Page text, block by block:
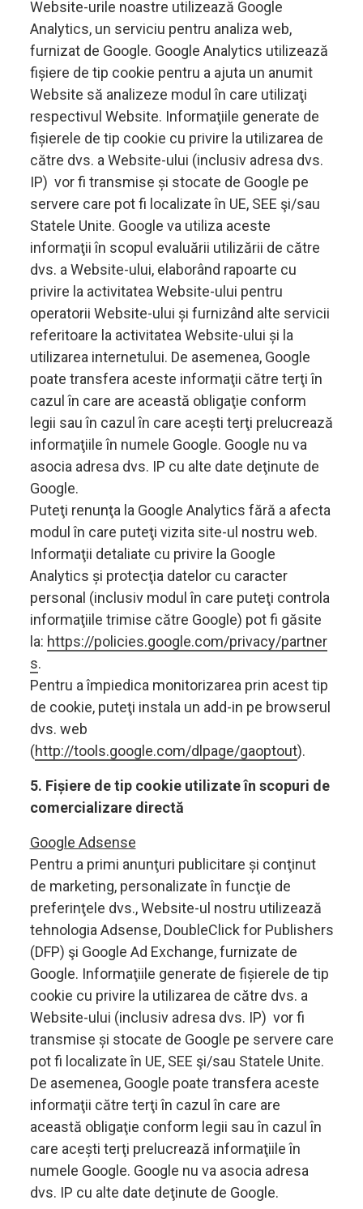
Website-urile noastre utilizează Google
Analytics, un serviciu pentru analiza web,
furnizat de Google. Google Analytics utilizează
fișiere de tip cookie pentru a ajuta un anumit
Website să analizeze modul în care utilizaţi
respectivul Website. Informaţiile generate de
fișierele de tip cookie cu privire la utilizarea de
către dvs. a Website-ului (inclusiv adresa dvs.
IP) vor fi transmise și stocate de Google pe
servere care pot fi localizate în UE, SEE şi/sau
Statele Unite. Google va utiliza aceste
informaţii în scopul evaluării utilizării de către
dvs. a Website-ului, elaborând rapoarte cu
privire la activitatea Website-ului pentru
operatorii Website-ului și furnizând alte servicii
referitoare la activitatea Website-ului și la
utilizarea internetului. De asemenea, Google
poate transfera aceste informaţii către terţi în
cazul în care are această obligaţie conform
legii sau în cazul în care acești terţi prelucrează
informaţiile în numele Google. Google nu va
asocia adresa dvs. IP cu alte date deţinute de
Google.
Puteţi renunţa la Google Analytics fără a afecta
modul în care puteţi vizita site-ul nostru web.
Informaţii detaliate cu privire la Google
Analytics și protecţia datelor cu caracter
personal (inclusiv modul în care puteţi controla
informaţiile trimise către Google) pot fi găsite
la: https://policies.google.com/privacy/partner
s.
Pentru a împiedica monitorizarea prin acest tip
de cookie, puteţi instala un add-in pe browserul
dvs. web
(http://tools.google.com/dlpage/gaoptout).
5. Fișiere de tip cookie utilizate în scopuri de
comercializare directă
Google Adsense
Pentru a primi anunţuri publicitare și conţinut
de marketing, personalizate în funcţie de
preferinţele dvs., Website-ul nostru utilizează
tehnologia Adsense, DoubleClick for Publishers
(DFP) şi Google Ad Exchange, furnizate de
Google. Informaţiile generate de fișierele de tip
cookie cu privire la utilizarea de către dvs. a
Website-ului (inclusiv adresa dvs. IP) vor fi
transmise și stocate de Google pe servere care
pot fi localizate în UE, SEE şi/sau Statele Unite.
De asemenea, Google poate transfera aceste
informaţii către terţi în cazul în care are
această obligaţie conform legii sau în cazul în
care acești terţi prelucrează informaţiile în
numele Google. Google nu va asocia adresa
dvs. IP cu alte date deţinute de Google.